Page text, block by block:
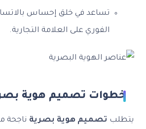
تساعد في خلق إحساس
الفوري على العلامة التجارية.
خطوات تصميم هوية
يتطلب تصميم هوية بصرية ناجحة